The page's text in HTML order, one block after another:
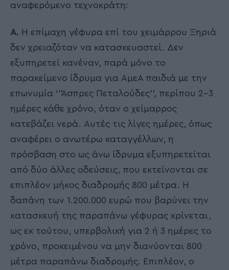
αναφερόμενο τεχνοκράτη:
Α. Η επίμαχη γέφυρα επί του χειμάρρου Ξηριά
δεν χρειαζόταν να κατασκευαστεί. Δεν
εξυπηρετεί κανέναν, παρά μόνο το
παρακείμενο ίδρυμα για ΑμεΑ παιδιά με την
επωνυμία ‘’Άσπρες Πεταλούδες’’, περίπου 2-3
ημέρες κάθε χρόνο, όταν ο χείμαρρος
κατεβάζει νερά. Αυτές τις λίγες ημέρες, όπως
αναφέρει ο ανωτέρω καταγγέλλων, η
πρόσβαση στο ως άνω ίδρυμα εξυπηρετείται
από δύο άλλες οδεύσεις, που εκτείνονται σε
επιπλέον μήκος διαδρομής 800 μέτρα. Η
δαπάνη των 1.200.000 ευρώ που βαρύνει την
κατασκευή της παραπάνω γέφυρας κρίνεται,
ως εκ τούτου, υπερβολική για 2 ή 3 ημέρες το
χρόνο, προκειμένου να μην διανύονται 800
μέτρα παραπάνω διαδρομής. Επιπλέον, ο